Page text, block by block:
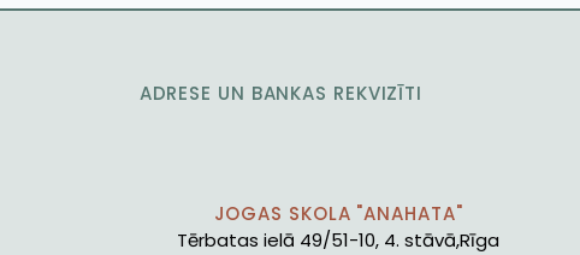
ADRESE UN BANKAS REKVIZĪTI
JOGAS SKOLA "ANAHATA"
Tērbatas ielā 49/51-10, 4. stāvā,Rīga